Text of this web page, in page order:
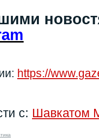
https://
с: Шавкатом